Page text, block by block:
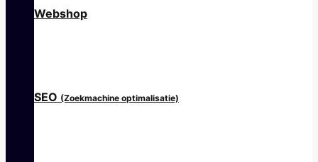
Webshop
SEO (Zoekmachine optimalisatie)